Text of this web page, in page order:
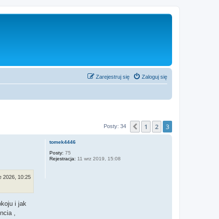
Zaloguj się
Zarejestruj się
Posty: 34 Poprzednia
1 2 3
tomek4446
Posty: 75
Rejestracja: 11 wrz 2019, 15:08
2026, 10:25
i jak
,